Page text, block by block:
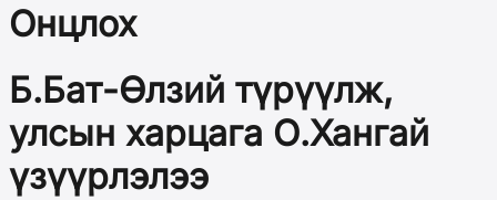
Онцлох
Б.Бат-Өлзий түрүүлж,
улсын харцага О.Хангай
үзүүрлэлээ